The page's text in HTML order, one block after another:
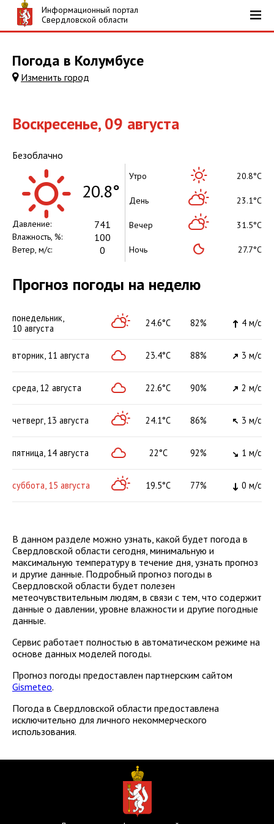
Информационный портал
Свердловской области
Погода в Колумбусе
Изменить город
Воскресенье, 09 августа
Безоблачно
20.8°
Давление:
Влажность, %:
Ветер, м/с:
741
100
0
Утро 20.8°C
День 23.1°C
Вечер 31.5°C
Ночь 27.7°C
Прогноз погоды на неделю
понедельник,
10 августа
24.6°C 82% 4 м/с
вторник, 11 августа 23.4°C 88% 3 м/с
среда, 12 августа 22.6°C 90% 2 м/с
четверг, 13 августа 24.1°C 86% 3 м/с
пятница, 14 августа 22°C 92% 1 м/с
суббота, 15 августа 19.5°C 77% 0 м/с
В данном разделе можно узнать, какой будет погода в
Свердловской области сегодня, минимальную и
максимальную температуру в течение дня, узнать прогноз
и другие данные. Подробный прогноз погоды в
Свердловской области будет полезен
метеочувствительным людям, в связи с тем, что содержит
данные о давлении, уровне влажности и другие погодные
данные.
Сервис работает полностью в автоматическом режиме на
основе данных моделей погоды.
Прогноз погоды предоставлен партнерским сайтом
Gismeteo.
Погода в Свердловской области предоставлена
исключительно для личного некоммерческого
использования.